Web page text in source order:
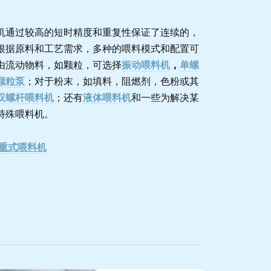
通过较高的短时精度和重复性保证了连续的，
据原料和工艺需求，多种的喂料模式和配置可
流动物料，如颗粒，可选择振动喂料机 ， 单螺
粒泵 ；对于粉末，如填料，阻燃剂，色粉或其
螺杆喂料机 ；还有液体喂料机和一些为解决某
喂料机。
式喂料机